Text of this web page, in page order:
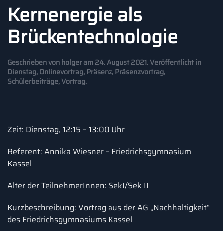
Kernenergie als
Brückentechnologie
Geschrieben vonholgeram24. August 2021. Veröffentlicht in
Dienstag,Onlinevortrag,Präsenz,Präsenzvortrag,
Schülerbeiträge,Vortrag.
Zeit: Dienstag, 12:15 – 13:00 Uhr
Referent: Annika Wiesner – Friedrichsgymnasium
Kassel
Alter der TeilnehmerInnen: SekI/Sek II
Kurzbeschreibung: Vortrag aus der AG „Nachhaltigkeit“
des Friedrichsgymnasiums Kassel